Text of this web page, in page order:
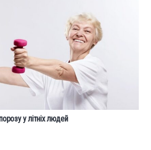
у літніх людей